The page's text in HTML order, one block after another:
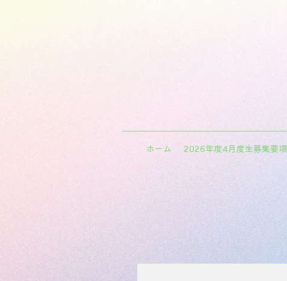
ホーム 2026年度4月度生募集要項